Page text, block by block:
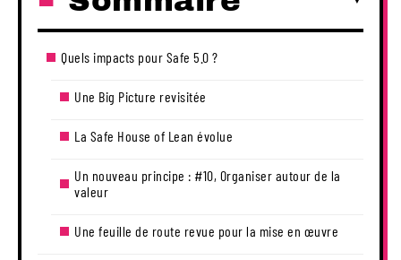
Quels impacts pour Safe 5.0 ?
Une Big Picture revisitée
La Safe House of Lean évolue
Un nouveau principe : #10, Organiser autour de la
valeur
Une feuille de route revue pour la mise en œuvre